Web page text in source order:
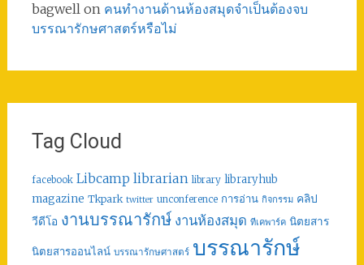
bagwellon คนทำงานด้านห้องสมุดจำเป็นต้องจบ
บรรณารักษศาสตร์หรือไม่
Tag Cloud
facebook Libcamp librarian library libraryhub
magazine Tkpark twitter unconference การอ่าน กิจกรรม คลิป
วีดีโอ งานบรรณารักษ์ งานห้องสมุด ทีเคพาร์ค นิตยสาร
นิตยสารออนไลน์ บรรณารักษศาสตร์ บรรณารักษ์